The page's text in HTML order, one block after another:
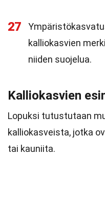
27
kalliokasvien
niiden suojelua.
Kalliokasvien
Lopuksi tutustutaan
kalliokasveista, jotka
tai kauniita.